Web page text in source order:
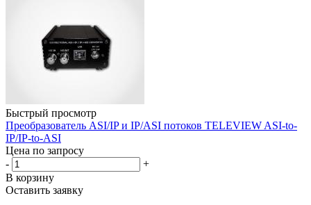
Быстрый просмотр
Преобразователь ASI/IP и IP/ASI потоков TELEVIEW ASI-to-
IP/IP-to-ASI
Цена по запросу
-
+
В корзину
Оставить заявку